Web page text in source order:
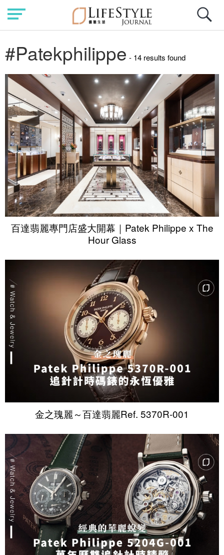
#Patekphilippe - 14 results found
百達翡麗專門店盛大開幕｜Patek Philippe x The
Hour Glass
金之瑰麗～百達翡麗Ref. 5370R-001